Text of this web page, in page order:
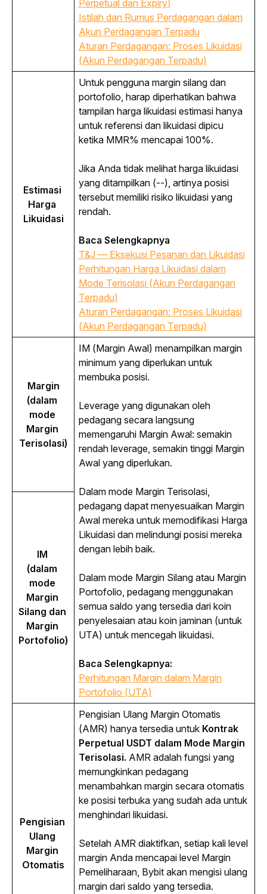
Perpetual dan Expiry)
Istilah dan Rumus Perdagangan dalam
Akun Perdagangan Terpadu
Aturan Perdagangan: Proses Likuidasi
(Akun Perdagangan Terpadu)
Estimasi
Harga
Likuidasi
Untuk pengguna margin silang dan
portofolio, harap diperhatikan bahwa
tampilan harga likuidasi estimasi hanya
untuk referensi dan likuidasi dipicu
ketika MMR% mencapai 100%.
Jika Anda tidak melihat harga likuidasi
yang ditampilkan (--), artinya posisi
tersebut memiliki risiko likuidasi yang
rendah.
Baca Selengkapnya
T&J — Eksekusi Pesanan dan Likuidasi
Perhitungan Harga Likuidasi dalam
Mode Terisolasi (Akun Perdagangan
Terpadu)
Aturan Perdagangan: Proses Likuidasi
(Akun Perdagangan Terpadu)
Margin
(dalam
mode
Margin
Terisolasi)
IM (Margin Awal) menampilkan margin
minimum yang diperlukan untuk
membuka posisi.
Leverage yang digunakan oleh
pedagang secara langsung
memengaruhi Margin Awal: semakin
rendah leverage, semakin tinggi Margin
Awal yang diperlukan.
Dalam mode Margin Terisolasi,
pedagang dapat menyesuaikan Margin
Awal mereka untuk memodifikasi Harga
Likuidasi dan melindungi posisi mereka
dengan lebih baik.
Dalam mode Margin Silang atau Margin
Portofolio, pedagang menggunakan
semua saldo yang tersedia dari koin
penyelesaian atau koin jaminan (untuk
UTA) untuk mencegah likuidasi.
Baca Selengkapnya:
Perhitungan Margin dalam Margin
Portofolio (UTA)
IM
(dalam
mode
Margin
Silang dan
Margin
Portofolio)
Pengisian
Ulang
Margin
Otomatis
Pengisian Ulang Margin Otomatis
(AMR) hanya tersedia untuk Kontrak
Perpetual USDT dalam Mode Margin
Terisolasi. AMR adalah fungsi yang
memungkinkan pedagang
menambahkan margin secara otomatis
ke posisi terbuka yang sudah ada untuk
menghindari likuidasi.
Setelah AMR diaktifkan, setiap kali level
margin Anda mencapai level Margin
Pemeliharaan, Bybit akan mengisi ulang
margin dari saldo yang tersedia.